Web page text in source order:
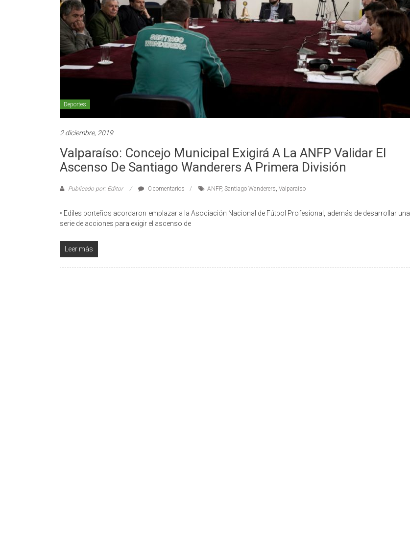
Deportes
2 diciembre, 2019
Valparaíso: Concejo Municipal Exigirá A La ANFP Validar El
Ascenso De Santiago Wanderers A Primera División
Publicado por: Editor 0 comentarios ANFP, Santiago Wanderers, Valparaíso
• Ediles porteños acordaron emplazar a la Asociación Nacional de Fútbol Profesional, además de desarrollar una
serie de acciones para exigir el ascenso de
Leer más